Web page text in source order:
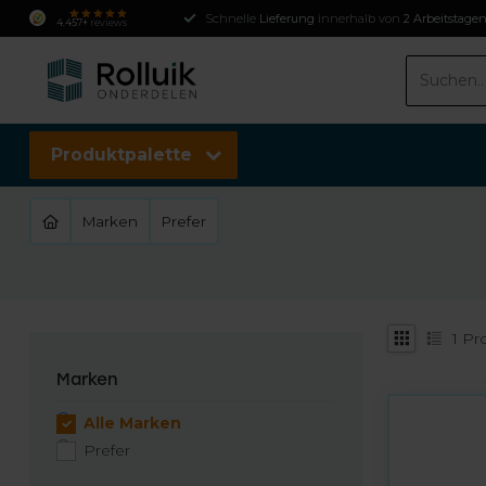
4.457+ reviews Schnelle Lieferung innerhalb von 2 Arbeitstagen
Produktpalette
Marken Prefer
Marken
Alle Marken
Prefer
1